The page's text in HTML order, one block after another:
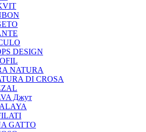
DESIGN
NATURA
DI CROSA
Джут
GATTO